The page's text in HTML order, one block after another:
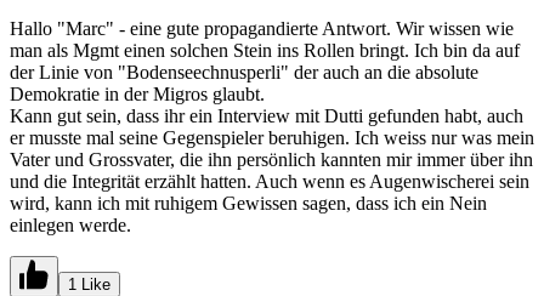
Hallo "Marc" - eine gute propagandierte Antwort. Wir wissen wie
man als Mgmt einen solchen Stein ins Rollen bringt. Ich bin da auf
der Linie von "Bodenseechnusperli" der auch an die absolute
Demokratie in der Migros glaubt.
Kann gut sein, dass ihr ein Interview mit Dutti gefunden habt, auch
er musste mal seine Gegenspieler beruhigen. Ich weiss nur was mein
Vater und Grossvater, die ihn persönlich kannten mir immer über ihn
und die Integrität erzählt hatten. Auch wenn es Augenwischerei sein
wird, kann ich mit ruhigem Gewissen sagen, dass ich ein Nein
einlegen werde.
1 Like